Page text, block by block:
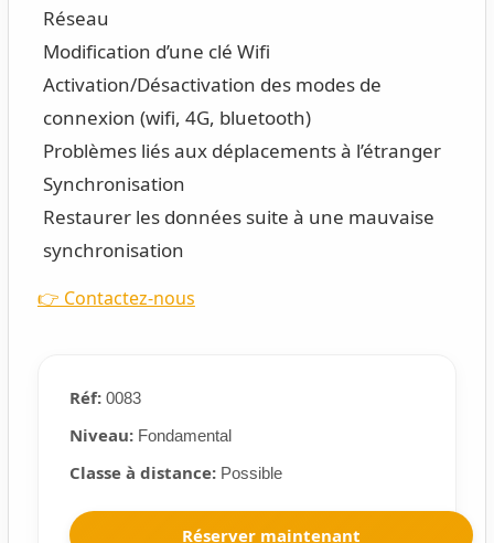
Réseau
Modification d’une clé Wifi
Activation/Désactivation des modes de
connexion (wifi, 4G, bluetooth)
Problèmes liés aux déplacements à l’étranger
Synchronisation
Restaurer les données suite à une mauvaise
synchronisation
👉 Contactez-nous
Réf:0083
Niveau:Fondamental
Classe à distance:Possible
Réserver maintenant